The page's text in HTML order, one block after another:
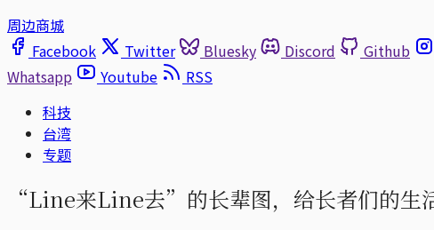
周边商城
Facebook
Twitter Bluesky Discord Github
Whatsapp
Youtube
RSS
科技
台湾
专题
“Line来Line去”的长辈图，给长者们的生